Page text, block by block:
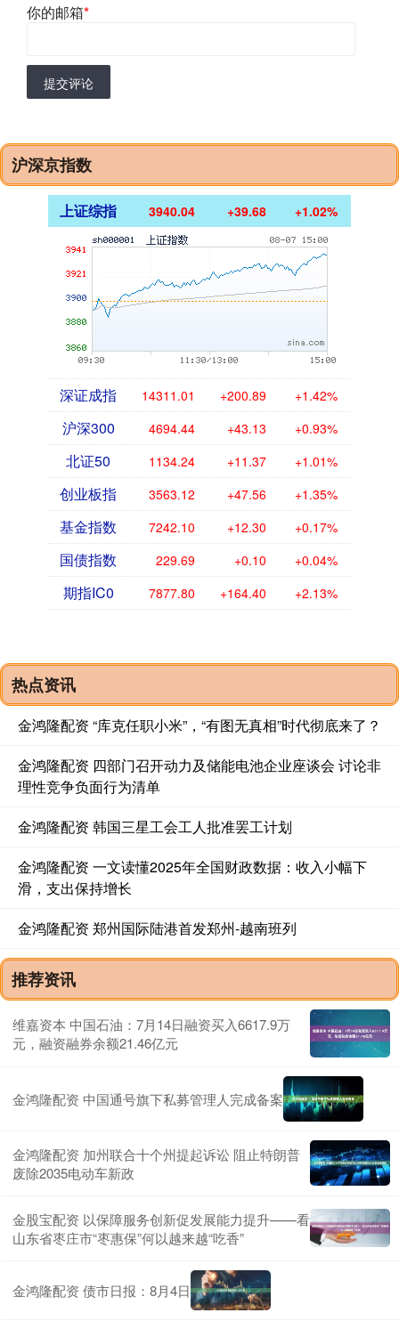
你的邮箱*
提交评论
沪深京指数
上证综指 3940.04 +39.68 +1.02%
深证成指 14311.01 +200.89 +1.42%
沪深300 4694.44 +43.13 +0.93%
北证50 1134.24 +11.37 +1.01%
创业板指 3563.12 +47.56 +1.35%
基金指数 7242.10 +12.30 +0.17%
国债指数 229.69 +0.10 +0.04%
期指IC0 7877.80 +164.40 +2.13%
热点资讯
金鸿隆配资 “库克任职小米”，“有图无真相”时代彻底来了？
金鸿隆配资 四部门召开动力及储能电池企业座谈会 讨论非
理性竞争负面行为清单
金鸿隆配资 韩国三星工会工人批准罢工计划
金鸿隆配资 一文读懂2025年全国财政数据：收入小幅下
滑，支出保持增长
金鸿隆配资 郑州国际陆港首发郑州-越南班列
推荐资讯
维嘉资本 中国石油：7月14日融资买入6617.9万
元，融资融券余额21.46亿元
金鸿隆配资 中国通号旗下私募管理人完成备案
金鸿隆配资 加州联合十个州提起诉讼 阻止特朗普
废除2035电动车新政
金股宝配资 以保障服务创新促发展能力提升——看
山东省枣庄市“枣惠保”何以越来越“吃香”
金鸿隆配资 债市日报：8月4日